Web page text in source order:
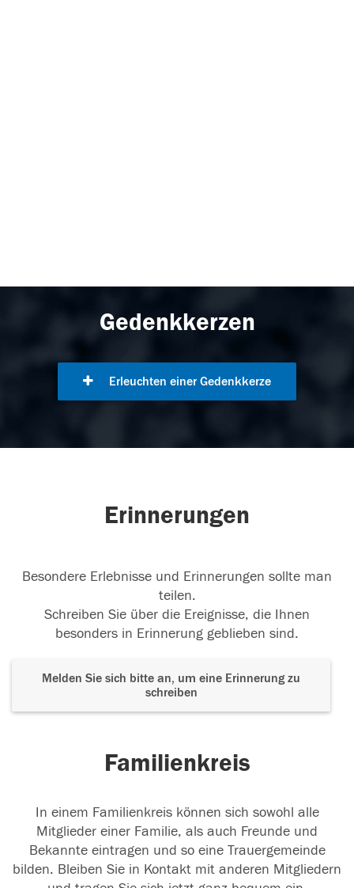
Gedenkkerzen
Erleuchten einer Gedenkkerze
Erinnerungen
Besondere Erlebnisse und Erinnerungen sollte man
teilen.
Schreiben Sie über die Ereignisse, die Ihnen
besonders in Erinnerung geblieben sind.
Melden Sie sich bitte an, um eine Erinnerung zu
schreiben
Familienkreis
In einem Familienkreis können sich sowohl alle
Mitglieder einer Familie, als auch Freunde und
Bekannte eintragen und so eine Trauergemeinde
bilden. Bleiben Sie in Kontakt mit anderen Mitgliedern